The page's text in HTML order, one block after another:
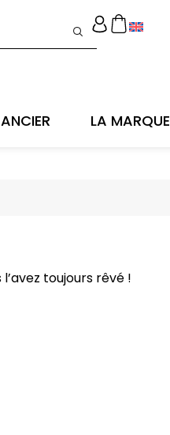
LA MARQUE
toujours rêvé !